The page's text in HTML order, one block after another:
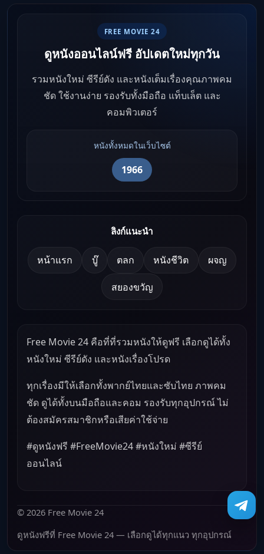
FREE MOVIE 24
ดูหนังออนไลน์ฟรี อัปเดตใหม่ทุกวัน
รวมหนังใหม่ ซีรีย์ดัง และหนังเต็มเรื่องคุณภาพคม
ชัด ใช้งานง่าย รองรับทั้งมือถือ แท็บเล็ต และ
คอมพิวเตอร์
หนังทั้งหมดในเว็บไซต์
1966
ลิงก์แนะนำ
หน้าแรก บู๊ ตลก หนังชีวิต ผจญ
สยองขวัญ
Free Movie 24 คือที่ที่รวมหนังให้ดูฟรี เลือกดูได้ทั้ง
หนังใหม่ ซีรีย์ดัง และหนังเรื่องโปรด
ทุกเรื่องมีให้เลือกทั้งพากย์ไทยและซับไทย ภาพคม
ชัด ดูได้ทั้งบนมือถือและคอม รองรับทุกอุปกรณ์ ไม่
ต้องสมัครสมาชิกหรือเสียค่าใช้จ่าย
#ดูหนังฟรี #FreeMovie24 #หนังใหม่ #ซีรีย์
ออนไลน์
© 2026 Free Movie 24
ดูหนังฟรีที่ Free Movie 24 — เลือกดูได้ทุกแนว ทุกอุปกรณ์